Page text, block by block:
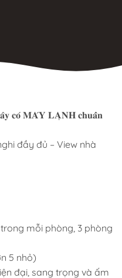
𝐱𝐚̂𝐲 𝐜𝐨́ 𝐌𝐀́𝐘 𝐋𝐀̣𝐍𝐇 𝐜𝐡𝐮𝐚̂̉𝐧
đầy đủ – View nhà
mỗi phòng, 3 phòng
5 nhỏ)
đại, sang trọng và ấm